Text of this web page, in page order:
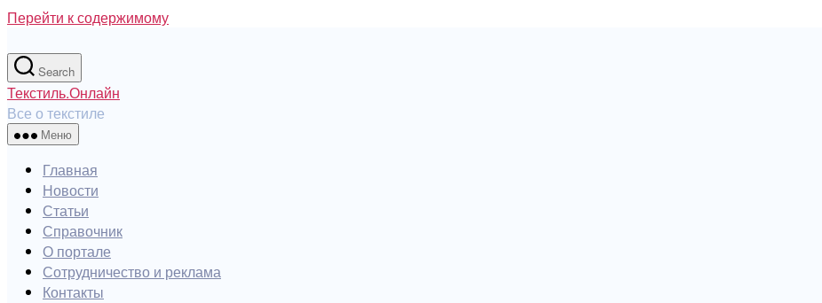
Перейти к содержимому
Search
Текстиль.Онлайн
Все о текстиле
Меню
Главная
Новости
Статьи
Справочник
О портале
Сотрудничество и реклама
Контакты